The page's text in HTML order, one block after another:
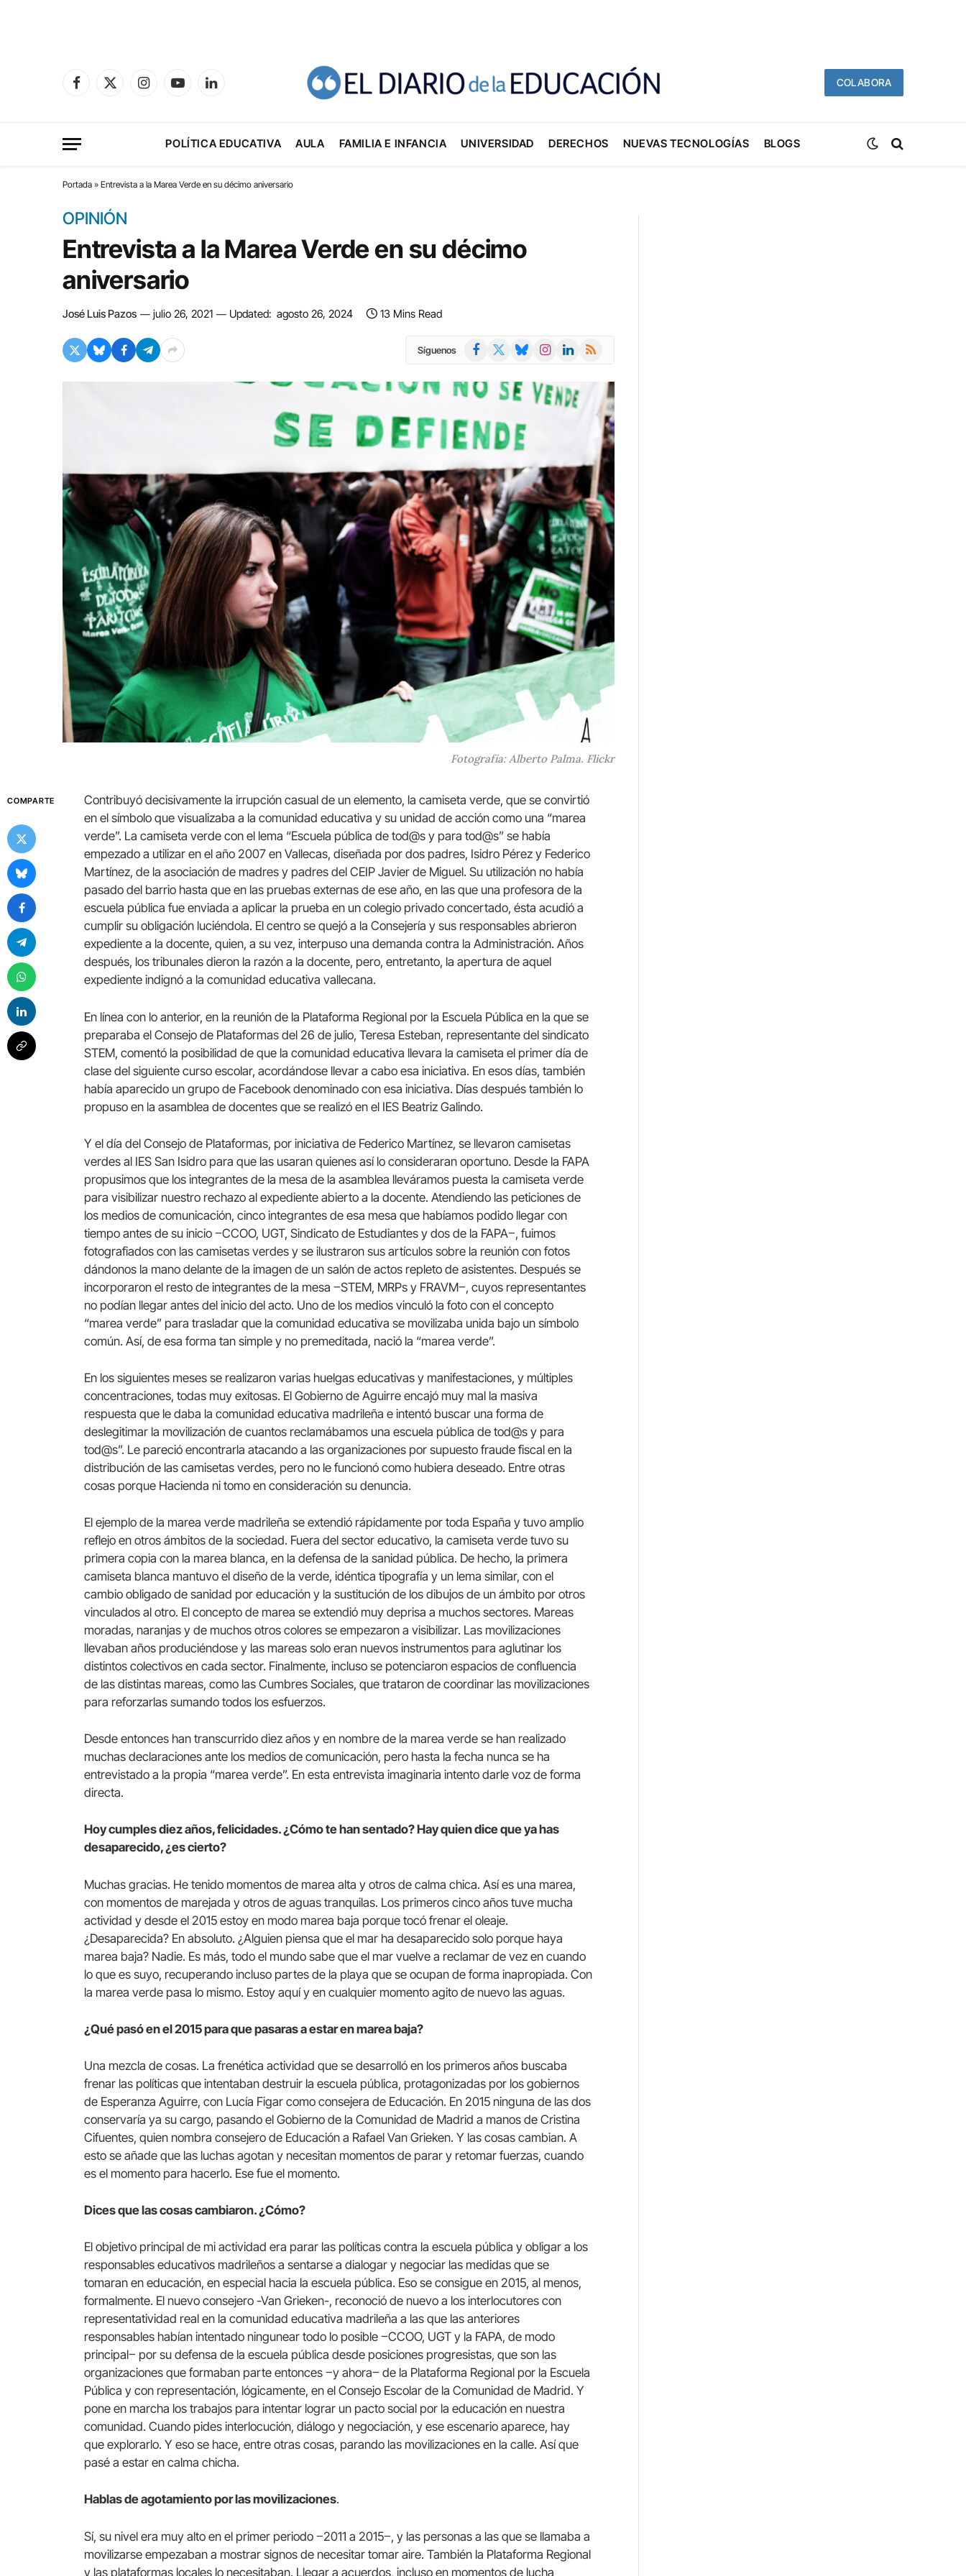
Facebook
X
InstagramYouTubeLinkedIn
COLABORA
POLÍTICA EDUCATIVA AULA FAMILIA E INFANCIA UNIVERSIDAD DERECHOS NUEVAS TECNOLOGÍAS BLOGS
Portada » Entrevista a la Marea Verde en su décimo aniversario
OPINIÓN
Entrevista a la Marea Verde en su décimo
aniversario
José Luis Pazos julio 26, 2021 Updated: agosto 26, 2024 13 Mins Read
Síguenos Facebook BlueskyInstagramLinkedIn
RSS
Fotografía: Alberto Palma. Flickr
COMPARTE
Contribuyó decisivamente la irrupción casual de un elemento, la camiseta verde, que se convirtió
en el símbolo que visualizaba a la comunidad educativa y su unidad de acción como una “marea
verde”. La camiseta verde con el lema “Escuela pública de tod@s y para tod@s” se había
empezado a utilizar en el año 2007 en Vallecas, diseñada por dos padres, Isidro Pérez y Federico
Martínez, de la asociación de madres y padres del CEIP Javier de Miguel. Su utilización no había
pasado del barrio hasta que en las pruebas externas de ese año, en las que una profesora de la
escuela pública fue enviada a aplicar la prueba en un colegio privado concertado, ésta acudió a
cumplir su obligación luciéndola. El centro se quejó a la Consejería y sus responsables abrieron
expediente a la docente, quien, a su vez, interpuso una demanda contra la Administración. Años
después, los tribunales dieron la razón a la docente, pero, entretanto, la apertura de aquel
expediente indignó a la comunidad educativa vallecana.
En línea con lo anterior, en la reunión de la Plataforma Regional por la Escuela Pública en la que se
preparaba el Consejo de Plataformas del 26 de julio, Teresa Esteban, representante del sindicato
STEM, comentó la posibilidad de que la comunidad educativa llevara la camiseta el primer día de
clase del siguiente curso escolar, acordándose llevar a cabo esa iniciativa. En esos días, también
había aparecido un grupo de Facebook denominado con esa iniciativa. Días después también lo
propuso en la asamblea de docentes que se realizó en el IES Beatriz Galindo.
Y el día del Consejo de Plataformas, por iniciativa de Federico Martínez, se llevaron camisetas
verdes al IES San Isidro para que las usaran quienes así lo consideraran oportuno. Desde la FAPA
propusimos que los integrantes de la mesa de la asamblea lleváramos puesta la camiseta verde
para visibilizar nuestro rechazo al expediente abierto a la docente. Atendiendo las peticiones de
los medios de comunicación, cinco integrantes de esa mesa que habíamos podido llegar con
tiempo antes de su inicio ‒CCOO, UGT, Sindicato de Estudiantes y dos de la FAPA‒, fuimos
fotografiados con las camisetas verdes y se ilustraron sus artículos sobre la reunión con fotos
dándonos la mano delante de la imagen de un salón de actos repleto de asistentes. Después se
incorporaron el resto de integrantes de la mesa ‒STEM, MRPs y FRAVM‒, cuyos representantes
no podían llegar antes del inicio del acto. Uno de los medios vinculó la foto con el concepto
“marea verde” para trasladar que la comunidad educativa se movilizaba unida bajo un símbolo
común. Así, de esa forma tan simple y no premeditada, nació la “marea verde”.
En los siguientes meses se realizaron varias huelgas educativas y manifestaciones, y múltiples
concentraciones, todas muy exitosas. El Gobierno de Aguirre encajó muy mal la masiva
respuesta que le daba la comunidad educativa madrileña e intentó buscar una forma de
deslegitimar la movilización de cuantos reclamábamos una escuela pública de tod@s y para
tod@s”. Le pareció encontrarla atacando a las organizaciones por supuesto fraude fiscal en la
distribución de las camisetas verdes, pero no le funcionó como hubiera deseado. Entre otras
cosas porque Hacienda ni tomo en consideración su denuncia.
El ejemplo de la marea verde madrileña se extendió rápidamente por toda España y tuvo amplio
reflejo en otros ámbitos de la sociedad. Fuera del sector educativo, la camiseta verde tuvo su
primera copia con la marea blanca, en la defensa de la sanidad pública. De hecho, la primera
camiseta blanca mantuvo el diseño de la verde, idéntica tipografía y un lema similar, con el
cambio obligado de sanidad por educación y la sustitución de los dibujos de un ámbito por otros
vinculados al otro. El concepto de marea se extendió muy deprisa a muchos sectores. Mareas
moradas, naranjas y de muchos otros colores se empezaron a visibilizar. Las movilizaciones
llevaban años produciéndose y las mareas solo eran nuevos instrumentos para aglutinar los
distintos colectivos en cada sector. Finalmente, incluso se potenciaron espacios de confluencia
de las distintas mareas, como las Cumbres Sociales, que trataron de coordinar las movilizaciones
para reforzarlas sumando todos los esfuerzos.
Desde entonces han transcurrido diez años y en nombre de la marea verde se han realizado
muchas declaraciones ante los medios de comunicación, pero hasta la fecha nunca se ha
entrevistado a la propia “marea verde”. En esta entrevista imaginaria intento darle voz de forma
directa.
Hoy cumples diez años, felicidades. ¿Cómo te han sentado? Hay quien dice que ya has
desaparecido, ¿es cierto?
Muchas gracias. He tenido momentos de marea alta y otros de calma chica. Así es una marea,
con momentos de marejada y otros de aguas tranquilas. Los primeros cinco años tuve mucha
actividad y desde el 2015 estoy en modo marea baja porque tocó frenar el oleaje.
¿Desaparecida? En absoluto. ¿Alguien piensa que el mar ha desaparecido solo porque haya
marea baja? Nadie. Es más, todo el mundo sabe que el mar vuelve a reclamar de vez en cuando
lo que es suyo, recuperando incluso partes de la playa que se ocupan de forma inapropiada. Con
la marea verde pasa lo mismo. Estoy aquí y en cualquier momento agito de nuevo las aguas.
¿Qué pasó en el 2015 para que pasaras a estar en marea baja?
Una mezcla de cosas. La frenética actividad que se desarrolló en los primeros años buscaba
frenar las políticas que intentaban destruir la escuela pública, protagonizadas por los gobiernos
de Esperanza Aguirre, con Lucía Figar como consejera de Educación. En 2015 ninguna de las dos
conservaría ya su cargo, pasando el Gobierno de la Comunidad de Madrid a manos de Cristina
Cifuentes, quien nombra consejero de Educación a Rafael Van Grieken. Y las cosas cambian. A
esto se añade que las luchas agotan y necesitan momentos de parar y retomar fuerzas, cuando
es el momento para hacerlo. Ese fue el momento.
Dices que las cosas cambiaron. ¿Cómo?
El objetivo principal de mi actividad era parar las políticas contra la escuela pública y obligar a los
responsables educativos madrileños a sentarse a dialogar y negociar las medidas que se
tomaran en educación, en especial hacia la escuela pública. Eso se consigue en 2015, al menos,
formalmente. El nuevo consejero -Van Grieken-, reconoció de nuevo a los interlocutores con
representatividad real en la comunidad educativa madrileña a las que las anteriores
responsables habían intentado ningunear todo lo posible ‒CCOO, UGT y la FAPA, de modo
principal‒ por su defensa de la escuela pública desde posiciones progresistas, que son las
organizaciones que formaban parte entonces ‒y ahora‒ de la Plataforma Regional por la Escuela
Pública y con representación, lógicamente, en el Consejo Escolar de la Comunidad de Madrid. Y
pone en marcha los trabajos para intentar lograr un pacto social por la educación en nuestra
comunidad. Cuando pides interlocución, diálogo y negociación, y ese escenario aparece, hay
que explorarlo. Y eso se hace, entre otras cosas, parando las movilizaciones en la calle. Así que
pasé a estar en calma chicha.
Hablas de agotamiento por las movilizaciones.
Sí, su nivel era muy alto en el primer periodo ‒2011 a 2015‒, y las personas a las que se llamaba a
movilizarse empezaban a mostrar signos de necesitar tomar aire. También la Plataforma Regional
y las plataformas locales lo necesitaban. Llegar a acuerdos, incluso en momentos de lucha